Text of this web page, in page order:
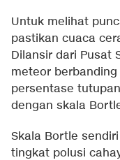
Untuk melihat
pastikan cuaca
Dilansir dari Pusat
meteor
persentase
dengan skala
Skala Bortle
tingkat polusi